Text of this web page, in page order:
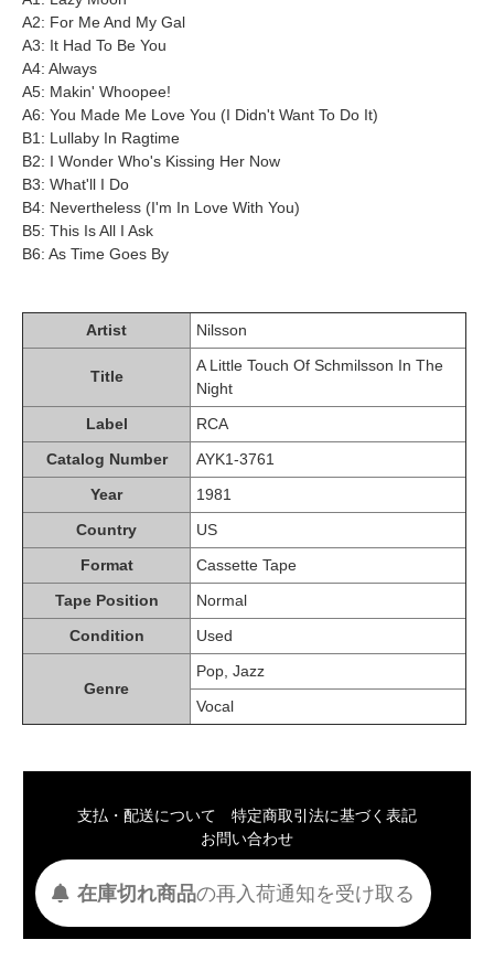
A2: For Me And My Gal
A3: It Had To Be You
A4: Always
A5: Makin' Whoopee!
A6: You Made Me Love You (I Didn't Want To Do It)
B1: Lullaby In Ragtime
B2: I Wonder Who's Kissing Her Now
B3: What'll I Do
B4: Nevertheless (I'm In Love With You)
B5: This Is All I Ask
B6: As Time Goes By
Artist Nilsson
Title
A Little Touch Of Schmilsson In The
Night
Label
RCA
Catalog Number
AYK1-3761
Year
1981
Country
US
Format
Cassette Tape
Tape Position
Normal
Condition
Used
Genre
Pop, Jazz
Vocal
支払・配送について
特定商取引法に基づく表記
お問い合わせ
在庫切れ商品の再入荷通知を受け取る